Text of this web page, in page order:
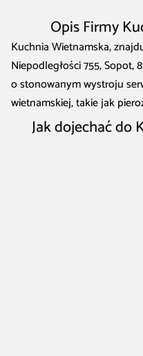
Opis Firmy
Kuchnia Wietnamska,
Niepodległości 755, Sopot,
o stonowanym wystroju
wietnamskiej, takie jak
Jak dojechać do